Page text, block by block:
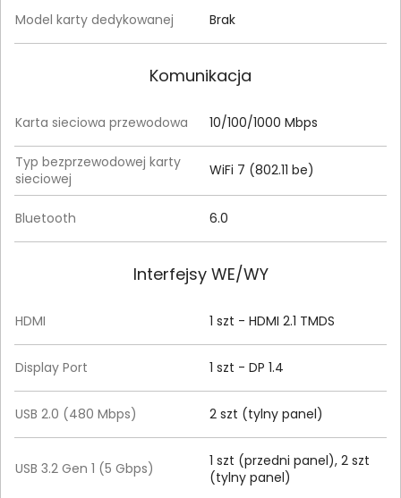
Model karty dedykowanej Brak
Komunikacja
Karta sieciowa przewodowa 10/100/1000 Mbps
Typ bezprzewodowej karty
sieciowej
WiFi 7 (802.11 be)
Bluetooth 6.0
Interfejsy WE/WY
HDMI 1 szt - HDMI 2.1 TMDS
Display Port 1 szt - DP 1.4
USB 2.0 (480 Mbps) 2 szt (tylny panel)
USB 3.2 Gen 1 (5 Gbps)
1 szt (przedni panel), 2 szt
(tylny panel)